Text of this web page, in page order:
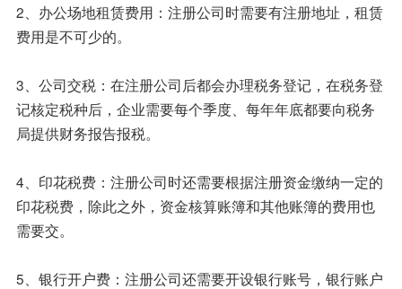
2、办公场地租赁费用：注册公司时需要有注册地址，租赁
费用是不可少的。
3、公司交税：在注册公司后都会办理税务登记，在税务登
记核定税种后，企业需要每个季度、每年年底都要向税务
局提供财务报告报税。
4、印花税费：注册公司时还需要根据注册资金缴纳一定的
印花税费，除此之外，资金核算账簿和其他账簿的费用也
需要交。
5、银行开户费：注册公司还需要开设银行账号，银行账户